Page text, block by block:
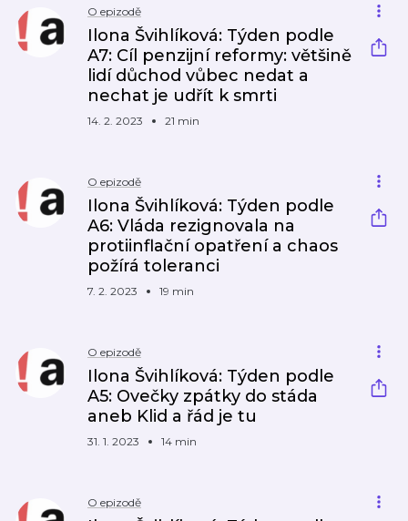
O epizodě
Ilona Švihlíková: Týden podle
A7: Cíl penzijní reformy: většině
lidí důchod vůbec nedat a
nechat je udřít k smrti
14. 2. 2023 21 min
O epizodě
Ilona Švihlíková: Týden podle
A6: Vláda rezignovala na
protiinflační opatření a chaos
požírá toleranci
7. 2. 2023 19 min
O epizodě
Ilona Švihlíková: Týden podle
A5: Ovečky zpátky do stáda
aneb Klid a řád je tu
31. 1. 2023 14 min
O epizodě